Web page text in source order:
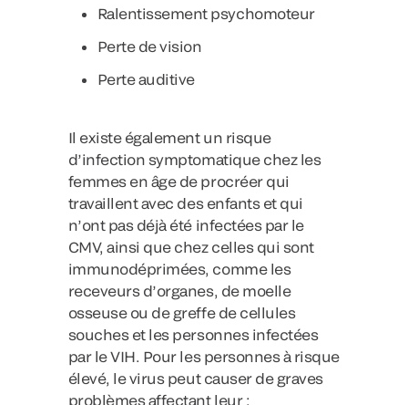
Ralentissement psychomoteur
Perte de vision
Perte auditive
Il existe également un risque
d’infection symptomatique chez les
femmes en âge de procréer qui
travaillent avec des enfants et qui
n’ont pas déjà été infectées par le
CMV, ainsi que chez celles qui sont
immunodéprimées, comme les
receveurs d’organes, de moelle
osseuse ou de greffe de cellules
souches et les personnes infectées
par le VIH. Pour les personnes à risque
élevé, le virus peut causer de graves
problèmes affectant leur :